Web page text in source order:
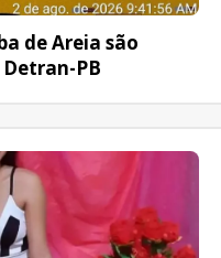
de Areia são
PB